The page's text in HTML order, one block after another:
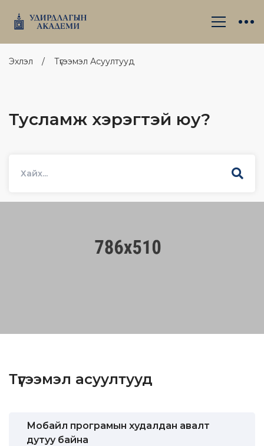
Эхлэл Түгээмэл Асуултууд
Тусламж хэрэгтэй юу?
Түгээмэл асуултууд
Мобайл програмын худалдан авалт
дутуу байна